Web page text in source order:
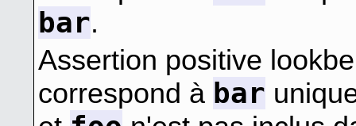
bar.
Assertion positive
correspond à bar